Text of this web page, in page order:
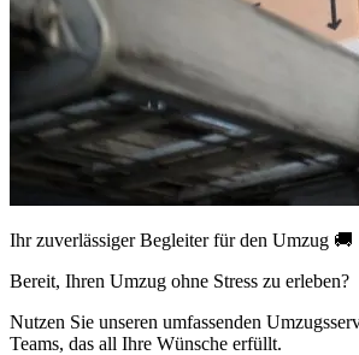
Ihr zuverlässiger Begleiter für den Umzug 🚚
Bereit, Ihren Umzug ohne Stress zu erleben?
Nutzen Sie unseren umfassenden
Teams, das all Ihre Wünsche erfüllt.